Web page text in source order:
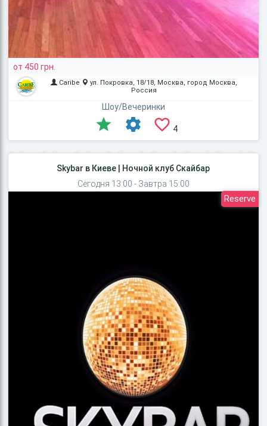
от 450 грн.
Caribe
ул. Покровка, 18/18, Москва, город Москва,
Россия
Шоу/Вечеринки
4
Reserve
Skybar в Киеве | Ночной клуб Скайбар
Сегодня 13:00 - Завтра 15:00